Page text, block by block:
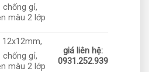
chống gỉ,
màu 2 lớp
chống gỉ,
màu 2 lớp
giá liên hệ:
0931.252.939